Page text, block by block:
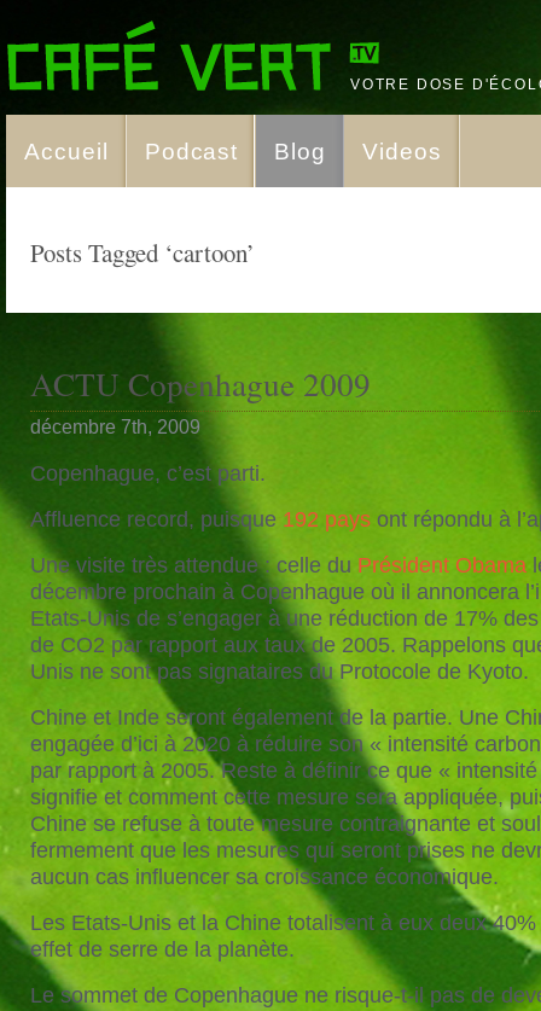
VOTRE DOSE
Accueil Podcast Blog Videos
Posts Tagged ‘cartoon’
ACTU Copenhague 2009
décembre 7th, 2009
Copenhague, c’est parti.
Affluence record, puisque 192 pays ont répondu à
Une visite très attendue : celle du Président Obama
décembre prochain à Copenhague où il annoncera
Etats-Unis de s’engager à une réduction de 17%
de CO2 par rapport aux taux de 2005. Rappelons
Unis ne sont pas signataires du Protocole de Kyoto.
Chine et Inde seront également de la partie. Une
engagée d’ici à 2020 à réduire son « intensité
par rapport à 2005. Reste à définir ce que «
signifie et comment cette mesure sera appliquée,
Chine se refuse à toute mesure contraignante et
fermement que les mesures qui seront prises ne
aucun cas influencer sa croissance économique.
Les Etats-Unis et la Chine totalisent à eux deux
effet de serre de la planète.
Le sommet de Copenhague ne risque-t-il pas de